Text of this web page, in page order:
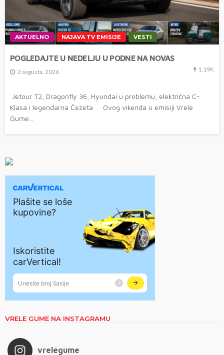
AKTUELNO NAJAVA TV EMISIJE VESTI
POGLEDAJTE U NEDELJU U PODNE NA NOVAS
2 avgusta, 2026 1.19K
Jetour T2, Dragonfly 36, Hyundai u problemu, električna C-
Klasa i legendarna Čezeta Ovog vikenda u emisiji Vrele
Gume...
VRELE GUME NA INSTAGRAMU
vrelegume